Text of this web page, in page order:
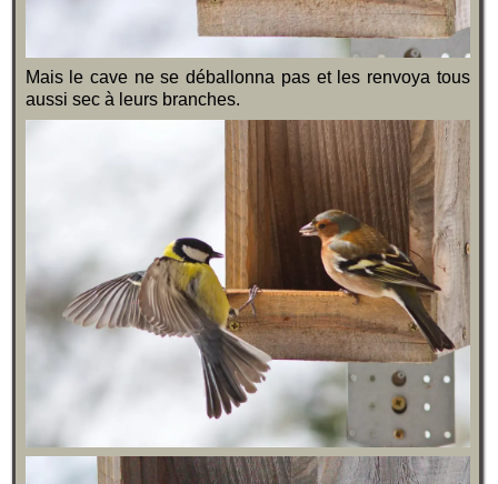
Mais le cave ne se déballonna pas et les renvoya tous
aussi sec à leurs branches.